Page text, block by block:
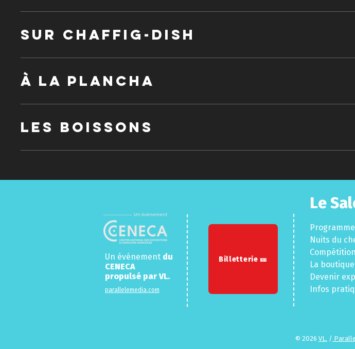
Sur Chaffig-Dish
À la plancha
Les boissons
Un événement du
CENECA
propulsé parVL.
parallelemedia.com
Le
Billetterie 🎫
Programme
Nuits du
Compéti
La
Devenir
Infos
© 2026 VL. /